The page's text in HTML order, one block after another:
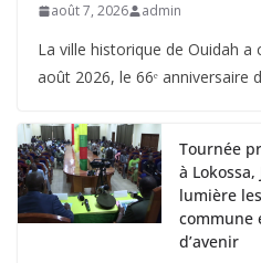
août 7, 2026 admin
La ville historique de Ouidah a
août 2026, le 66ᵉ anniversaire
Tournée
à
lumière
commune
d’avenir